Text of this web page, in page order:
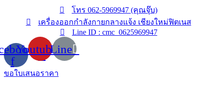
โทร 062-5969947 (คุณจุ๊บ)
เครื่องออกกำลังกายกลางแจ้ง เชียงใหม่ฟิตเนส
Line ID : cmc_0625969947
f
YoutubeLine
ขอใบเสนอราคา